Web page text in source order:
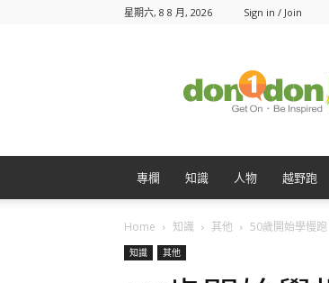
星期六, 8 8 月, 2026 Sign in / Join
專欄 知識 人物 越野跑
Home 知識 其他 50歲開始學慢
知識 其他